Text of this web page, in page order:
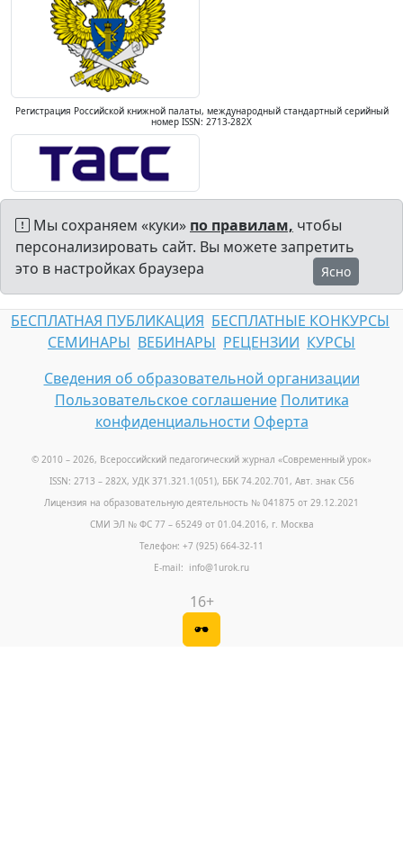
Регистрация Российской книжной палаты, международный стандартный серийный
номер ISSN: 2713-282X
Мы сохраняем «куки» по правилам, чтобы
персонализировать сайт. Вы можете запретить
это в настройках браузера
Ясно
БЕСПЛАТНАЯ ПУБЛИКАЦИЯ БЕСПЛАТНЫЕ КОНКУРСЫ
СЕМИНАРЫ ВЕБИНАРЫ РЕЦЕНЗИИ КУРСЫ
Сведения об образовательной организации
Пользовательское соглашение Политика
конфиденциальности Оферта
© 2010 – 2026, Всероссийский педагогический журнал «Современный урок»
ISSN: 2713 – 282X, УДК 371.321.1(051), ББК 74.202.701, Авт. знак С56
Лицензия на образовательную деятельность № 041875 от 29.12.2021
СМИ ЭЛ № ФС 77 – 65249 от 01.04.2016, г. Москва
Телефон: +7 (925) 664-32-11
E-mail: info@1urok.ru
16+